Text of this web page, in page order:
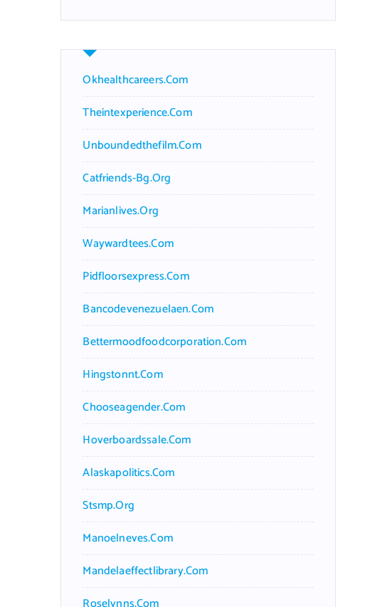
Okhealthcareers.com
Theintexperience.com
Unboundedthefilm.com
Catfriends-Bg.org
Marianlives.org
Waywardtees.com
Pidfloorsexpress.com
Bancodevenezuelaen.com
Bettermoodfoodcorporation.com
Hingstonnt.com
Chooseagender.com
Hoverboardssale.com
Alaskapolitics.com
Stsmp.org
Manoelneves.com
Mandelaeffectlibrary.com